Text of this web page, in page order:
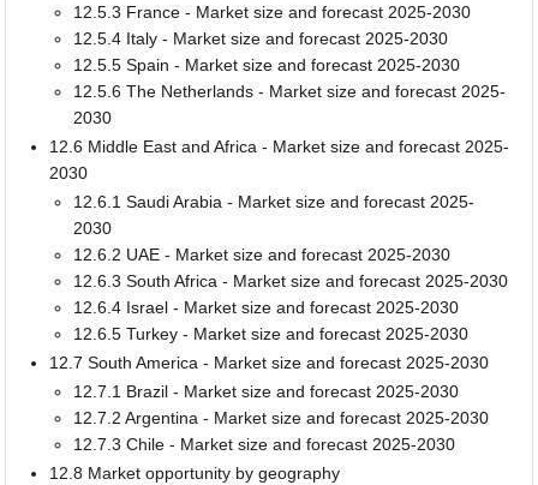
12.5.3 France - Market size and forecast 2025-2030
12.5.4 Italy - Market size and forecast 2025-2030
12.5.5 Spain - Market size and forecast 2025-2030
12.5.6 The Netherlands - Market size and forecast 2025-
2030
12.6 Middle East and Africa - Market size and forecast 2025-
2030
12.6.1 Saudi Arabia - Market size and forecast 2025-
2030
12.6.2 UAE - Market size and forecast 2025-2030
12.6.3 South Africa - Market size and forecast 2025-2030
12.6.4 Israel - Market size and forecast 2025-2030
12.6.5 Turkey - Market size and forecast 2025-2030
12.7 South America - Market size and forecast 2025-2030
12.7.1 Brazil - Market size and forecast 2025-2030
12.7.2 Argentina - Market size and forecast 2025-2030
12.7.3 Chile - Market size and forecast 2025-2030
12.8 Market opportunity by geography